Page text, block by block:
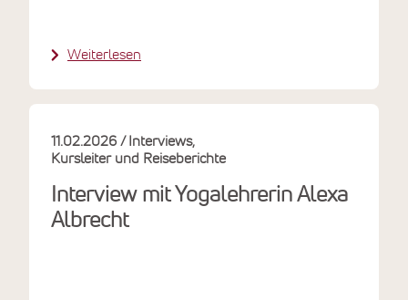
Weiterlesen
Interview mit Yogalehrerin Alexa
Albrecht
11.02.2026
Interviews
Kursleiter und Reiseberichte